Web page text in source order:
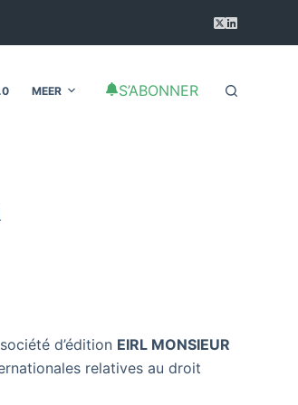
MEER S’ABONNER
d’édition EIRL MONSIEUR
relatives au droit